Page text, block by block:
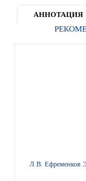
АННОТАЦИЯ
Л.В. Ефременков